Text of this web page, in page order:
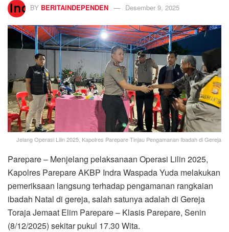
BY BERITAINDEPENDEN Desember 9, 2025
Jelang Operasi Lilin 2025, Kapolres Parepare Tinjau Pengamanan Ibadah di Gereja
Parepare – Menjelang pelaksanaan Operasi Lilin 2025,
Kapolres Parepare AKBP Indra Waspada Yuda melakukan
pemeriksaan langsung terhadap pengamanan rangkaian
ibadah Natal di gereja, salah satunya adalah di Gereja
Toraja Jemaat Elim Parepare – Klasis Parepare, Senin
(8/12/2025) sekitar pukul 17.30 Wita.